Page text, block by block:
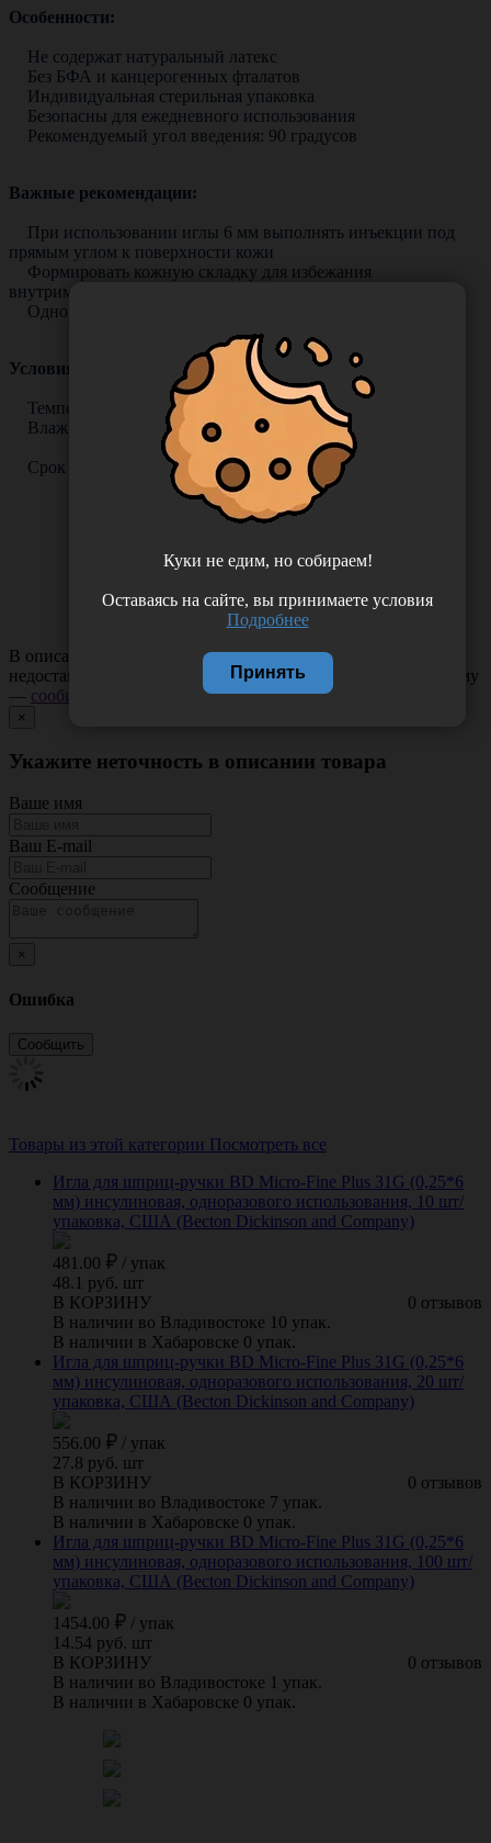
Особенности:
Не содержат натуральный латекс
Без БФА и канцерогенных фталатов
Индивидуальная стерильная упаковка
Безопасны для ежедневного использования
Рекомендуемый угол введения: 90 градусов
Важные рекомендации:
При использовании иглы 6 мм выполнять инъекции под
прямым углом к поверхности кожи
Формировать кожную складку для избежания
внутримышечной инъекции
Одноразовое использование
Условия хранения:
Температура: от +5°C до +30°C
Влажность: 20-80% без конденсации
Срок годности: 5 лет
В описании товара могут иметь место неточности или
недостающая информация. Если вы заметили такую проблему
— сообщите нам
×
Укажите неточность в описании товара
Ваше имя
Ваш E-mail
Сообщение
×
Ошибка
Товары из этой категории Посмотреть все
Игла для шприц-ручки BD Micro-Fine Plus 31G (0,25*6
мм) инсулиновая, одноразового использования, 10 шт/
упаковка, США (Becton Dickinson and Company)
481.00 / упак
48.1 руб. шт
0 отзывов
В КОРЗИНУ
В наличии во Владивостоке 10 упак.
В наличии в Хабаровске 0 упак.
Игла для шприц-ручки BD Micro-Fine Plus 31G (0,25*6
мм) инсулиновая, одноразового использования, 20 шт/
упаковка, США (Becton Dickinson and Company)
556.00 / упак
27.8 руб. шт
0 отзывов
В КОРЗИНУ
В наличии во Владивостоке 7 упак.
В наличии в Хабаровске 0 упак.
Игла для шприц-ручки BD Micro-Fine Plus 31G (0,25*6
мм) инсулиновая, одноразового использования, 100 шт/
упаковка, США (Becton Dickinson and Company)
1454.00 / упак
14.54 руб. шт
0 отзывов
В КОРЗИНУ
В наличии во Владивостоке 1 упак.
В наличии в Хабаровске 0 упак.
Куки не едим, но собираем!
Оставаясь на сайте, вы принимаете условия
Подробнее
Принять